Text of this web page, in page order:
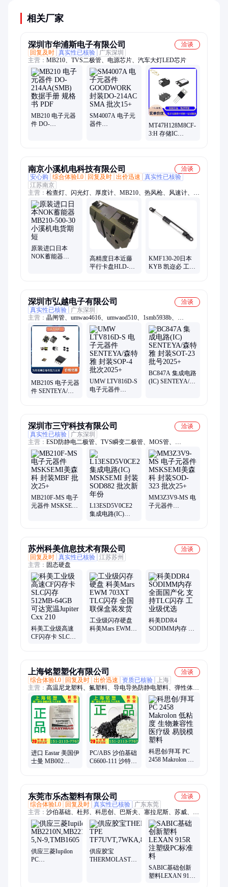
相关厂家
深圳市华浦斯电子有限公司
洽谈
回复及时 真实性已核验
广东深圳
主营： MB210、TVS二极管、电源芯片、汽车大灯LED芯片
MB210 电子元器
件 DO-
SM4007A 电子元
器件
MT47H128M8CF-
3:H 存储IC
南京小溪机电科技有限公司
洽谈
安心购
综合体验L0 回复及时 出价迅速
真实性已核验
江苏南京
主营： 检查灯、闪光灯、厚度计、MB210、热风枪、风速计、气
动泵、粉尘计、隔膜泵、空气泵、电动阀、减速机、电动泵、电
磁阀、刹车器、温控仪、振动器、高压泵、加热器、三色灯、安
全带、温控表、集尘机、密封圈、电磁泵、信号灯
原装进口日本
NOK蓄能器
高精度日本近藤
平行卡盘HLD-
KMF130-20日本
KYB 凯迩必 工业
深圳市弘越电子有限公司
洽谈
真实性已核验
广东深圳
主营： 晶闸管、umwao4616、umwaod510、1smb5938b、
1smb5943b、mbr3020ct、umwaod516、s-sza6.8a、1sma5932a、
kbpc1504w、s-sza5.6a、s-szaf12a、1sma5913a、gk070r65p、
9013slt1g、opa828idr、s-szaf30a、1sma5921a、2sa1037ak、
gk380r65f、gk380r65d、s-sza130a、d25sb60lm、umw78l05s、
umwel1019
MB210S 电子元器
件 SENTEYA/森
UMW LTV816D-S
电子元器件
BC847A 集成电路
(IC) SENTEYA/森
深圳市三守科技有限公司
洽谈
真实性已核验
广东深圳
主营： ESD防静电二极管、TVS瞬变二极管、MOS管、
MB210F、二三极管、集成电路
MB210F-MS 电子
元器件 MSKSEMI
L13ESD5V0CE2
集成电路(IC)
MM3Z3V9-MS 电
子元器件
苏州科美信息技术有限公司
洽谈
回复及时 真实性已核验 江苏苏州
主营： 固态硬盘
科美工业级高速
CF闪存卡 SLC闪
工业级闪存硬盘
科美Mars EWM
科美DDR4
SODIMM内存 全
上海铭塑塑化有限公司
洽谈
综合体验L0
回复及时 出价迅速 资质已核验
上海
主营： 高温尼龙塑料、氟塑料、导电导热防静电塑料、弹性体塑
料、合金塑料
进口 Eastar 美国伊
士曼 MB002
PC/ABS 沙伯基础
C6600-111 沙特
科思创/拜耳 PC
2458 Makrolon 低
东莞市乐杰塑料有限公司
洽谈
综合体验L0
回复及时 真实性已核验
广东东莞
主营： 沙伯基础、杜邦、科思创、巴斯夫、塞拉尼斯、苏威、
EMS、三菱、可乐丽、东丽、宝理、埃克森美孚、出光、PPS、
LCP、朗盛、PA9T、赢创德固赛、旭化成、帝斯曼、PC、
TPEE、PBT、PSU、PPSU
供应三菱Iupilon
PC
供应胶宝
THERMOLAST
TF7UVT,7WKA,8AAB,8AAC
SABIC基础创新
塑料LEXAN 915R